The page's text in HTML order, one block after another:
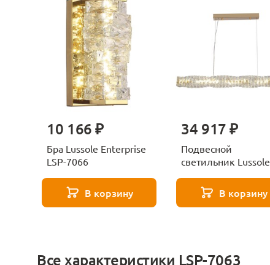
10 166 ₽
Бра Lussole Enterprise
LSP-7066
В корзину
34 917 ₽
Подвесной
светильник Lussole
В корзину
Все характеристики LSP-7063